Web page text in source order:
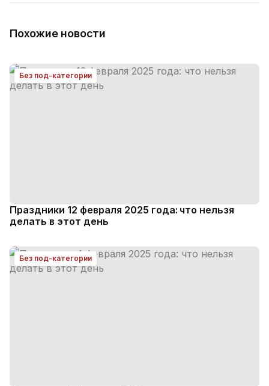
Похожие новости
Без под-категории
Праздники 12 февраля 2025 года: что нельзя
делать в этот день
Без под-категории